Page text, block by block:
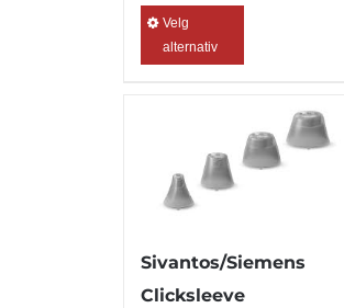
Velg
alternativ
Sivantos/Siemens
Clicksleeve